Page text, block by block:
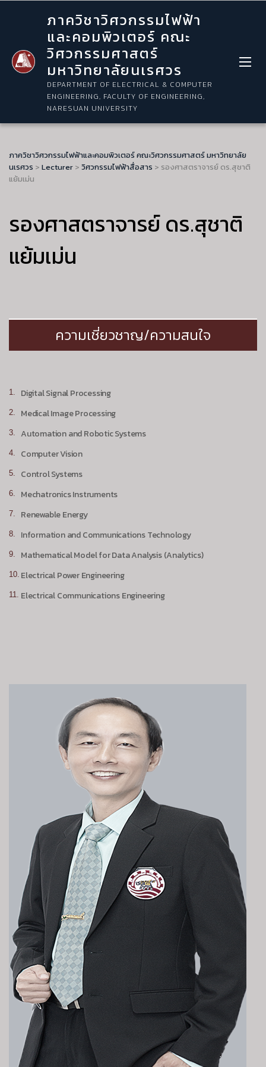
ภาควิชาวิศวกรรมไฟฟ้า
และคอมพิวเตอร์ คณะ
วิศวกรรมศาสตร์
มหาวิทยาลัยนเรศวร
DEPARTMENT OF ELECTRICAL & COMPUTER
ENGINEERING, FACULTY OF ENGINEERING,
NARESUAN UNIVERSITY
ภาควิชาวิศวกรรมไฟฟ้าและคอมพิวเตอร์ คณะวิศวกรรมศาสตร์ มหาวิทยาลัย
นเรศวร > Lecturer > วิศวกรรมไฟฟ้าสื่อสาร > รองศาสตราจารย์ ดร.สุชาติ
แย้มเม่น
รองศาสตราจารย์ ดร.สุชาติ
แย้มเม่น
ความเชี่ยวชาญ/ความสนใจ
Digital Signal Processing
Medical Image Processing
Automation and Robotic Systems
Computer Vision
Control Systems
Mechatronics Instruments
Renewable Energy
Information and Communications Technology
Mathematical Model for Data Analysis (Analytics)
Electrical Power Engineering
Electrical Communications Engineering